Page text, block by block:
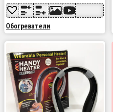
Обогреватели